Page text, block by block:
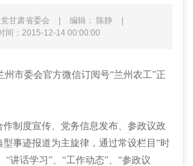
甘肃省委会 | 编辑： 陈静
|
间：2015-12-14 00:00:00
市委会官方微信订阅号“兰州农工”正
制度宣传、党务信息发布、参政议政
事迹报道为主旋律，通过常设栏目“时
“讲话学习”、“工作动态”、“参政议